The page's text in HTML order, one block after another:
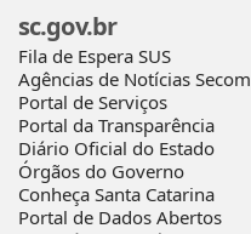
sc.gov.br
Fila de Espera SUS
Agências de Notícias Secom
Portal de Serviços
Portal da Transparência
Diário Oficial do Estado
Órgãos do Governo
Conheça Santa Catarina
Portal de Dados Abertos